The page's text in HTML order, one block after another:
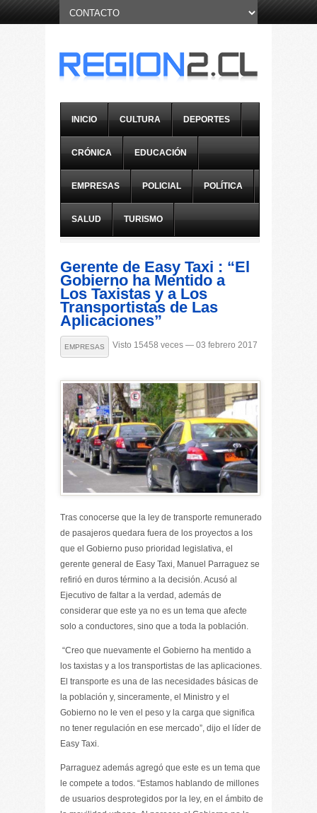
INICIO CULTURA DEPORTES
CRÓNICA EDUCACIÓN
EMPRESAS POLICIAL POLÍTICA
SALUD TURISMO
Gerente de Easy Taxi : “El
Gobierno ha Mentido a
Los Taxistas y a Los
Transportistas de Las
Aplicaciones”
EMPRESAS Visto 15458 veces — 03 febrero 2017
Tras conocerse que la ley de transporte remunerado
de pasajeros quedara fuera de los proyectos a los
que el Gobierno puso prioridad legislativa, el
gerente general de Easy Taxi, Manuel Parraguez se
refirió en duros término a la decisión. Acusó al
Ejecutivo de faltar a la verdad, además de
considerar que este ya no es un tema que afecte
solo a conductores, sino que a toda la población.
“Creo que nuevamente el Gobierno ha mentido a
los taxistas y a los transportistas de las aplicaciones.
El transporte es una de las necesidades básicas de
la población y, sinceramente, el Ministro y el
Gobierno no le ven el peso y la carga que significa
no tener regulación en ese mercado”, dijo el líder de
Easy Taxi.
Parraguez además agregó que este es un tema que
le compete a todos. “Estamos hablando de millones
de usuarios desprotegidos por la ley, en el ámbito de